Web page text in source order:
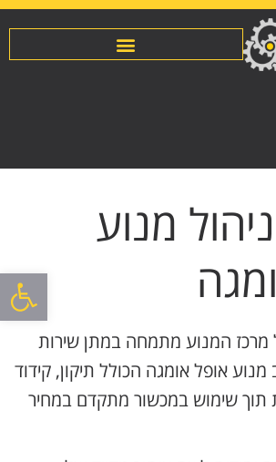
פתח
מנוע
המנוע מתמחה במתן שירות
אופל אומגה הכולל תיקון, קידוד
תוך שימוש במכשור מתקדם במחיר